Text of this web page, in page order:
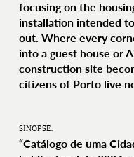
SINOPSE:
“Catálogo de uma
focusing on the
installation intended
out. Where every
into a guest house or
construction site
citizens of Porto live